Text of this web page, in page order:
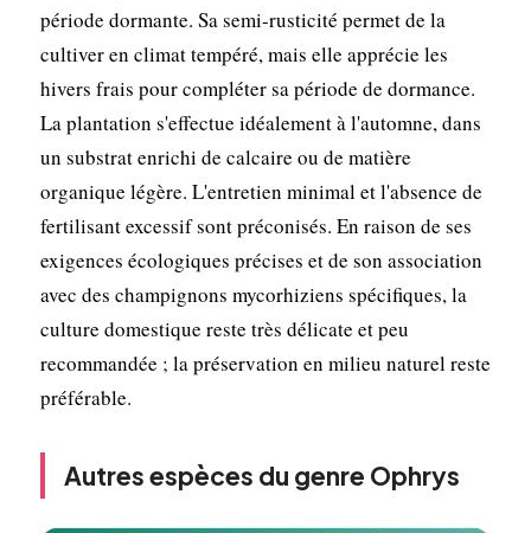
période dormante. Sa semi-rusticité permet de la
cultiver en climat tempéré, mais elle apprécie les
hivers frais pour compléter sa période de dormance.
La plantation s'effectue idéalement à l'automne, dans
un substrat enrichi de calcaire ou de matière
organique légère. L'entretien minimal et l'absence de
fertilisant excessif sont préconisés. En raison de ses
exigences écologiques précises et de son association
avec des champignons mycorhiziens spécifiques, la
culture domestique reste très délicate et peu
recommandée ; la préservation en milieu naturel reste
préférable.
Autres espèces du genre Ophrys